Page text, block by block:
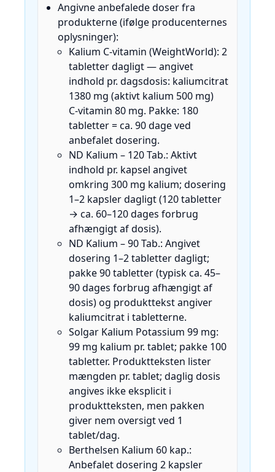
Angivne anbefalede doser fra
produkterne (ifølge producenternes
oplysninger):
Kalium C‑vitamin (WeightWorld): 2
tabletter dagligt — angivet
indhold pr. dagsdosis: kaliumcitrat
1380 mg (aktivt kalium 500 mg)
C‑vitamin 80 mg. Pakke: 180
tabletter = ca. 90 dage ved
anbefalet dosering.
ND Kalium – 120 Tab.: Aktivt
indhold pr. kapsel angivet
omkring 300 mg kalium; dosering
1–2 kapsler dagligt (120 tabletter
→ ca. 60–120 dages forbrug
afhængigt af dosis).
ND Kalium – 90 Tab.: Angivet
dosering 1–2 tabletter dagligt;
pakke 90 tabletter (typisk ca. 45–
90 dages forbrug afhængigt af
dosis) og produkttekst angiver
kaliumcitrat i tabletterne.
Solgar Kalium Potassium 99 mg:
99 mg kalium pr. tablet; pakke 100
tabletter. Produktteksten lister
mængden pr. tablet; daglig dosis
angives ikke eksplicit i
produktteksten, men pakken
giver nem oversigt ved 1
tablet/dag.
Berthelsen Kalium 60 kap.:
Anbefalet dosering 2 kapsler